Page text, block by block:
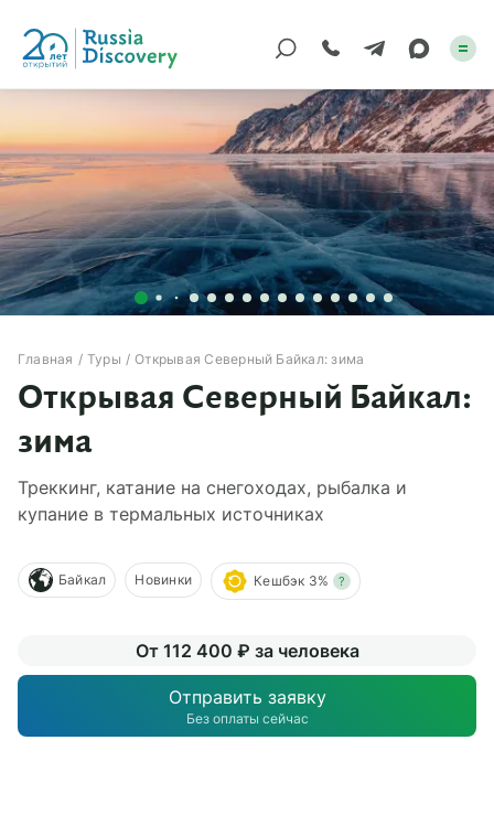
Каталог туров
По России
Регионы
По миру
Круизы
Индивидуальные
Корпоративные
О компании
Журнал
Сертификаты
Подписаться
Главная Туры Открывая Северный Байкал: зима
Открывая Северный Байкал:
зима
От 112 400 ₽ за человека
Треккинг, катание на снегоходах, рыбалка и
купание в термальных источниках
Байкал Новинки Кешбэк 3% ?
Отправить заявку
Без оплаты сейчас